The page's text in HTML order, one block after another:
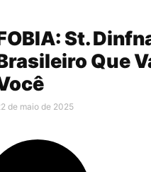
St.
Que
de maio de 2025